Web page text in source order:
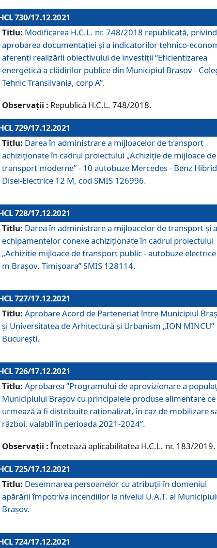
730/17.12.2021
Titlu: Modificarea H.C.L. nr. 748/2018 republicată, privind
aprobarea documentației și a indicatorilor tehnico-
aferenți realizării obiectivului de investiții “Eficientizarea
energetică a clădirilor publice din Municipiul Brașov -
Tehnic Transilvania, corp A”.
Observații : Republică H.C.L. 748/2018.
729/17.12.2021
Titlu: Darea în administrare a mijloacelor de transport
achiziționate în cadrul proiectului „Achiziţie de mijloace de
transport moderne” - 10 autobuze Mercedes - Benz Hibrid
Disel-Electrice 12 M, cod SMIS 126996.
728/17.12.2021
Titlu: Darea în administrare a mijloacelor de transport și a
echipamentelor conexe achiziționate în cadrul proiectului
„Achiziție mijloace de transport public - autobuze
m Brașov, Timișoara” SMIS 128114.
727/17.12.2021
Titlu: Aprobare Acord de Parteneriat între Municipiul
și Universitatea de Arhitectură și Urbanism „ION MINCU”
București.
726/17.12.2021
Titlu: Aprobarea ”Programului de aprovizionare a
Municipiului Braşov cu principalele produse alimentare ce
urmează a fi distribuite raționalizat, în caz de mobilizare
război, valabil în perioada 2021-2024”.
Observații : Încetează aplicabilitatea H.C.L. nr. 183/2019.
725/17.12.2021
Titlu: Desemnarea persoanelor cu atribuții în domeniul
apărării împotriva incendiilor la nivelul U.A.T. al
Brașov.
724/17.12.2021